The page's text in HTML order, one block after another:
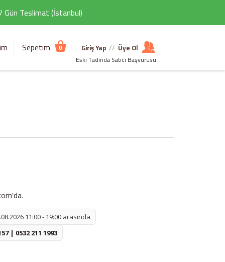
Gün Teslimat (İstanbul)
Sepetim 0 Giriş Yap // Üye Ol
Eski Tadında Satıcı Başvurusu
11:00 - 19:00 arasında
| 0532 211 1993